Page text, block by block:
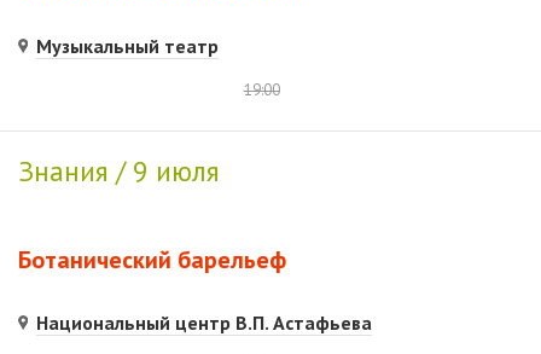
Музыкальный театр
19:00
Знания / 9 июля
Ботанический барельеф
Национальный центр В.П. Астафьева